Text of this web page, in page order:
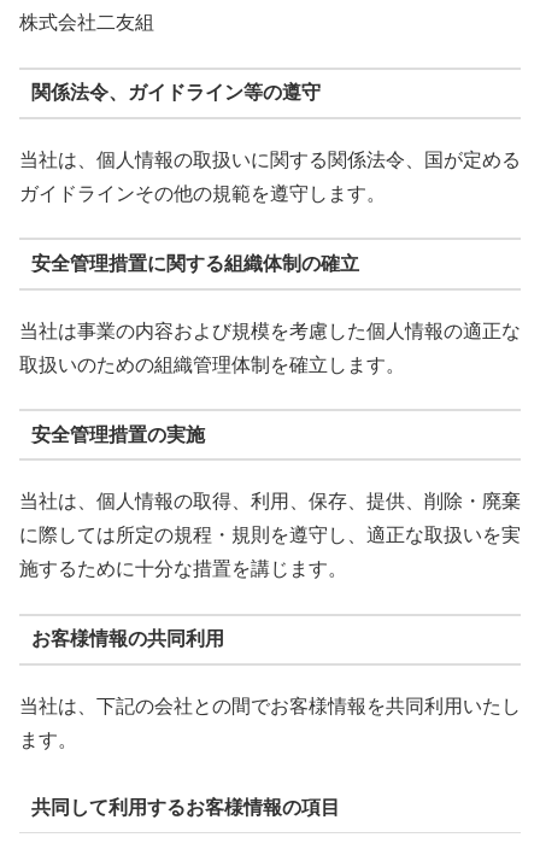
株式会社二友組
関係法令、ガイドライン等の遵守
当社は、個人情報の取扱いに関する関係法令、国が定める
ガイドラインその他の規範を遵守します。
安全管理措置に関する組織体制の確立
当社は事業の内容および規模を考慮した個人情報の適正な
取扱いのための組織管理体制を確立します。
安全管理措置の実施
当社は、個人情報の取得、利用、保存、提供、削除・廃棄
に際しては所定の規程・規則を遵守し、適正な取扱いを実
施するために十分な措置を講じます。
お客様情報の共同利用
当社は、下記の会社との間でお客様情報を共同利用いたし
ます。
共同して利用するお客様情報の項目